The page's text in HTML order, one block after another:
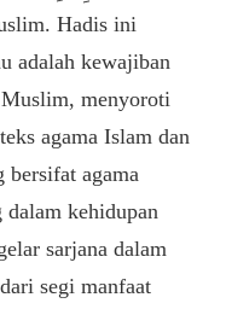
Hadis ini
adalah kewajiban
menyoroti
agama Islam dan
bersifat agama
dalam kehidupan
sarjana dalam
segi manfaat